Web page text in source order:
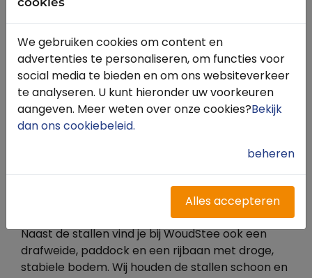
voor jou, ook een comfortabel onderkomen voor
je paard. Terwijl je in een van de vakantiehuizen
vertoeft wordt je paard in de watten gelegd in
een van de 12 ruime paardenstallen op de hoeve.
Voorzien van alle gemakken en te midden van de
een heerlijke vakantie. Met maar liefst 140 km
aaneengesloten natuurgebied van Europa kan je
Naast de stallen vind je bij WoudStee ook een
drafweide, paddock en een rijbaan met droge,
stabiele bodem. Wij houden de stallen schoon en
cookies
We gebruiken cookies om content en
advertenties te personaliseren, om functies voor
social media te bieden en om ons websiteverkeer
te analyseren. U kunt hieronder uw voorkeuren
aangeven. Meer weten over onze cookies? Bekijk
dan ons cookiebeleid.
beheren
Alles accepteren